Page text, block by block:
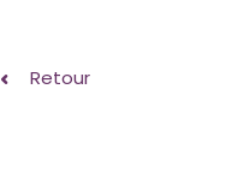
Retour